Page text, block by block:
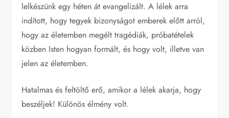
lelkészünk egy héten át evangelizált. A lélek arra
indított, hogy tegyek bizonyságot emberek előtt arról,
hogy az életemben megélt tragédiák, próbatételek
közben Isten hogyan formált, és hogy volt, illetve van
jelen az életemben.
Hatalmas és feltöltő erő, amikor a lélek akarja, hogy
beszéljek! Különös élmény volt.